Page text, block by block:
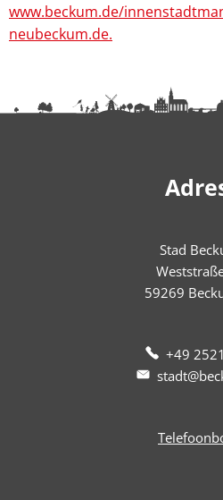
www.beckum.de/
neubeckum.de.
Stad
59269
+49